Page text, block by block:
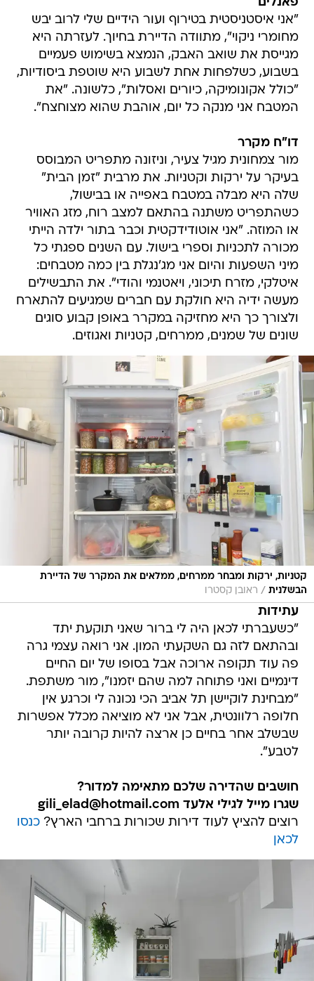
"אני איסטניסטית בטירוף ועור הידיים שלי לרוב יבש
מחומרי ניקוי", מתוודה הדיירת בחיוך. לעזרתה היא
מגייסת את שואב האבק, הנמצא בשימוש פעמיים
בשבוע, כשלפחות אחת לשבוע היא שוטפת ביסודיות,
"כולל אקונומיקה, כיורים ואסלות", כלשונה. "את
המטבח אני מנקה כל יום, אוהבת שהוא מצוחצח".
דו"ח מקרר
מור צמחונית מגיל צעיר, וניזונה מתפריט המבוסס
בעיקר על ירקות וקטניות. את מרבית "זמן הבית"
שלה היא מבלה במטבח באפייה או בבישול,
כשהתפריט משתנה בהתאם למצב רוח, מזג האוויר
או המוזה. "אני אוטודידקטית וכבר בתור ילדה הייתי
מכורה לתכניות וספרי בישול. עם השנים ספגתי כל
מיני השפעות והיום אני מג'נגלת בין כמה מטבחים:
איטלקי, מזרח תיכוני, ויאטנמי והודי". את התבשילים
מעשה ידיה היא חולקת עם חברים שמגיעים להתארח
ולצורך כך היא מחזיקה במקרר באופן קבוע סוגים
שונים של שמנים, ממרחים, קטניות ואגוזים.
קטניות, ירקות ומבחר ממרחים, ממלאים את המקרר של הדיירת
הבשלנית / ראובן קסטרו
עתידות
"כשעברתי לכאן היה לי ברור שאני תוקעת יתד
ובהתאם לזה גם השקעתי המון. אני רואה עצמי גרה
פה עוד תקופה ארוכה אבל בסופו של יום החיים
דינמיים ואני פתוחה למה שהם יזמנו", מור משתפת.
"מבחינת לוקיישן תל אביב הכי נכונה לי וכרגע אין
חלופה רלוונטית, אבל אני לא מוציאה מכלל אפשרות
שבשלב אחר בחיים כן ארצה להיות קרובה יותר
לטבע".
חושבים שהדירה שלכם מתאימה למדור?
שגרו מייל לגילי אלעד gili_elad@hotmail.com
רוצים להציץ לעוד דירות שכורות ברחבי הארץ?כנסו
לכאן